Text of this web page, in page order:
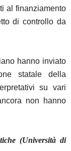
al finanziamento
di controllo da
hanno inviato
statale della
su vari
non hanno
(Università di